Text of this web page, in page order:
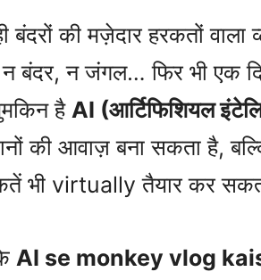
की मज़ेदार हरकतों वाला
बंदर, न जंगल… फिर भी एक
है AI (आर्टिफिशियल
की आवाज़ बना सकता है,
भी virtually तैयार कर
AI se monkey vlog